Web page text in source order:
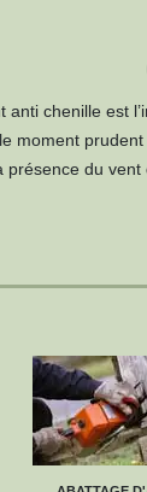
anti chenille est
moment
présence du